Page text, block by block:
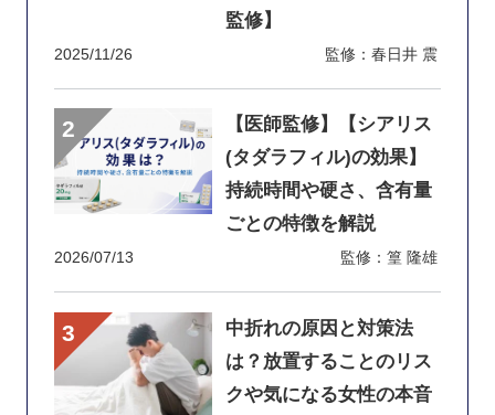
監修】
2025/11/26 監修：春日井 震
【医師監修】【シアリス
(タダラフィル)の効果】
持続時間や硬さ、含有量
ごとの特徴を解説
2026/07/13 監修：篁 隆雄
中折れの原因と対策法
は？放置することのリス
クや気になる女性の本音